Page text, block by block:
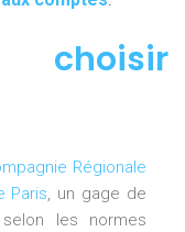
Régionale
Paris, un gage de
les normes